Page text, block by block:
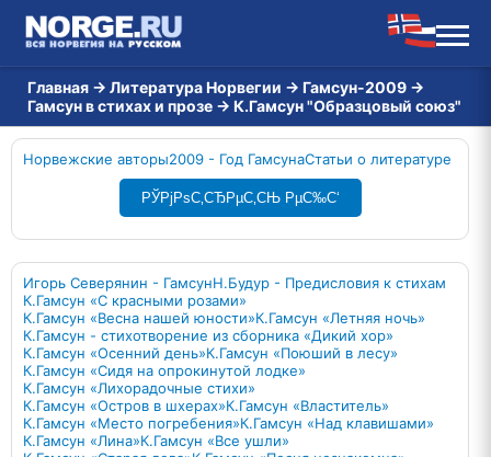
Главная → Литература Норвегии → Гамсун-2009 →
Гамсун в стихах и прозе → К.Гамсун "Образцовый союз"
Норвежские авторы2009 - Год ГамсунаСтатьи о литературе
РЎРјРѕС‚СЂРµС‚СЊ РµС‰С‘
Игорь Северянин - ГамсунН.Будур - Предисловия к стихам
К.Гамсун «С красными розами»
К.Гамсун «Весна нашей юности»К.Гамсун «Летняя ночь»
К.Гамсун - стихотворение из сборника «Дикий хор»
К.Гамсун «Осенний день»К.Гамсун «Поюший в лесу»
К.Гамсун «Сидя на опрокинутой лодке»
К.Гамсун «Лихорадочные стихи»
К.Гамсун «Остров в шхерах»К.Гамсун «Властитель»
К.Гамсун «Место погребения»К.Гамсун «Над клавишами»
К.Гамсун «Лина»К.Гамсун «Все ушли»